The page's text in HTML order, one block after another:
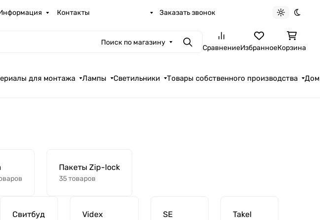
Контакты Заказать звонок
Светлая
Поиск по магазину ПоискСравнениеИзбранноеКорзина
для монтажа Лампы Светильники Товары собственного производства Дом
Пакеты Zip-lock
35 товаров
Свитбуд Videx SE Takel